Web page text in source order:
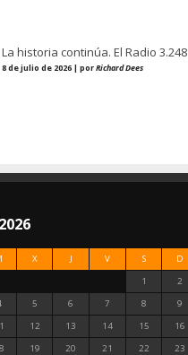
La historia continúa. El Radio 3.248
8 de julio de 2026 | porRichard Dees
X J V S D
1
2
5 6 7 8
9
12 13 14 15
16
19 20 21 22
23